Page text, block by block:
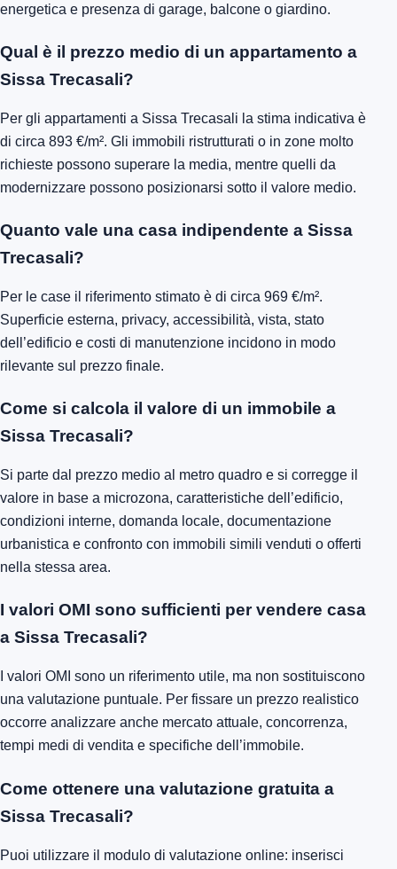
energetica e presenza di garage, balcone o giardino.
Qual è il prezzo medio di un appartamento a
Sissa Trecasali?
Per gli appartamenti a Sissa Trecasali la stima indicativa è
di circa 893 €/m². Gli immobili ristrutturati o in zone molto
richieste possono superare la media, mentre quelli da
modernizzare possono posizionarsi sotto il valore medio.
Quanto vale una casa indipendente a Sissa
Trecasali?
Per le case il riferimento stimato è di circa 969 €/m².
Superficie esterna, privacy, accessibilità, vista, stato
dell’edificio e costi di manutenzione incidono in modo
rilevante sul prezzo finale.
Come si calcola il valore di un immobile a
Sissa Trecasali?
Si parte dal prezzo medio al metro quadro e si corregge il
valore in base a microzona, caratteristiche dell’edificio,
condizioni interne, domanda locale, documentazione
urbanistica e confronto con immobili simili venduti o offerti
nella stessa area.
I valori OMI sono sufficienti per vendere casa
a Sissa Trecasali?
I valori OMI sono un riferimento utile, ma non sostituiscono
una valutazione puntuale. Per fissare un prezzo realistico
occorre analizzare anche mercato attuale, concorrenza,
tempi medi di vendita e specifiche dell’immobile.
Come ottenere una valutazione gratuita a
Sissa Trecasali?
Puoi utilizzare il modulo di valutazione online: inserisci